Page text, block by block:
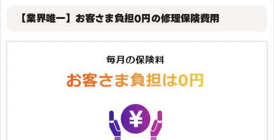
【業界唯一】お客さま負担0円の修理保険費用